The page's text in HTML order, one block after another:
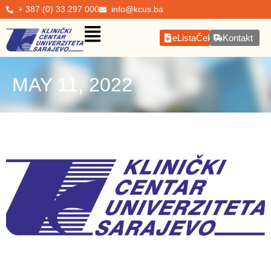
+ 387 (0) 33 297 000 info@kcus.ba
eListaČekanjaKontakt
MAY 11, 2022